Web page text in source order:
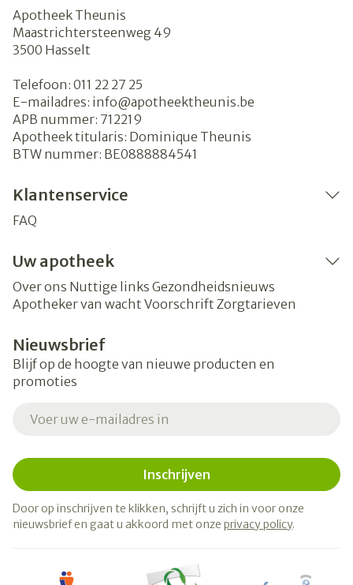
Apotheek Theunis
Maastrichtersteenweg 49
3500 Hasselt
Telefoon: 011 22 27 25
E-mailadres: info@apotheektheunis.be
APB nummer: 712219
Apotheek titularis: Dominique Theunis
BTW nummer: BE0888884541
Klantenservice
FAQ
Uw apotheek
Over ons Nuttige links Gezondheidsnieuws
Apotheker van wacht Voorschrift Zorgtarieven
Nieuwsbrief
Blijf op de hoogte van nieuwe producten en
promoties
Inschrijven
Door op inschrijven te klikken, schrijft u zich in voor onze
nieuwsbrief en gaat u akkoord met onze privacy policy.